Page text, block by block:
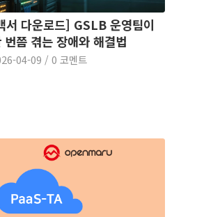
서 다운로드] GSLB 운영팀이
번쯤 겪는 장애와 해결법
04-09 / 0 코멘트